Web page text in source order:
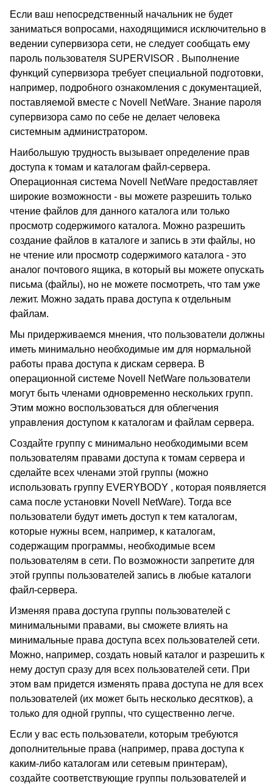
Если ваш непосредственный начальник не будет
заниматься вопросами, находящимися исключительно в
ведении супервизора сети, не следует сообщать ему
пароль пользователя SUPERVISOR . Выполнение
функций супервизора требует специальной подготовки,
например, подробного ознакомления с документацией,
поставляемой вместе с Novell NetWare. Знание пароля
супервизора само по себе не делает человека
системным администратором.
Наибольшую трудность вызывает определение прав
доступа к томам и каталогам файл-сервера.
Операционная система Novell NetWare предоставляет
широкие возможности - вы можете разрешить только
чтение файлов для данного каталога или только
просмотр содержимого каталога. Можно разрешить
создание файлов в каталоге и запись в эти файлы, но
не чтение или просмотр содержимого каталога - это
аналог почтового ящика, в который вы можете опускать
письма (файлы), но не можете посмотреть, что там уже
лежит. Можно задать права доступа к отдельным
файлам.
Мы придерживаемся мнения, что пользователи должны
иметь минимально необходимые им для нормальной
работы права доступа к дискам сервера. В
операционной системе Novell NetWare пользователи
могут быть членами одновременно нескольких групп.
Этим можно воспользоваться для облегчения
управления доступом к каталогам и файлам сервера.
Создайте группу с минимально необходимыми всем
пользователям правами доступа к томам сервера и
сделайте всех членами этой группы (можно
использовать группу EVERYBODY , которая появляется
сама после установки Novell NetWare). Тогда все
пользователи будут иметь доступ к тем каталогам,
которые нужны всем, например, к каталогам,
содержащим программы, необходимые всем
пользователям в сети. По возможности запретите для
этой группы пользователей запись в любые каталоги
файл-сервера.
Изменяя права доступа группы пользователей с
минимальными правами, вы сможете влиять на
минимальные права доступа всех пользователей сети.
Можно, например, создать новый каталог и разрешить к
нему доступ сразу для всех пользователей сети. При
этом вам придется изменять права доступа не для всех
пользователей (их может быть несколько десятков), а
только для одной группы, что существенно легче.
Если у вас есть пользователи, которым требуются
дополнительные права (например, права доступа к
каким-либо каталогам или сетевым принтерам),
создайте соответствующие группы пользователей и